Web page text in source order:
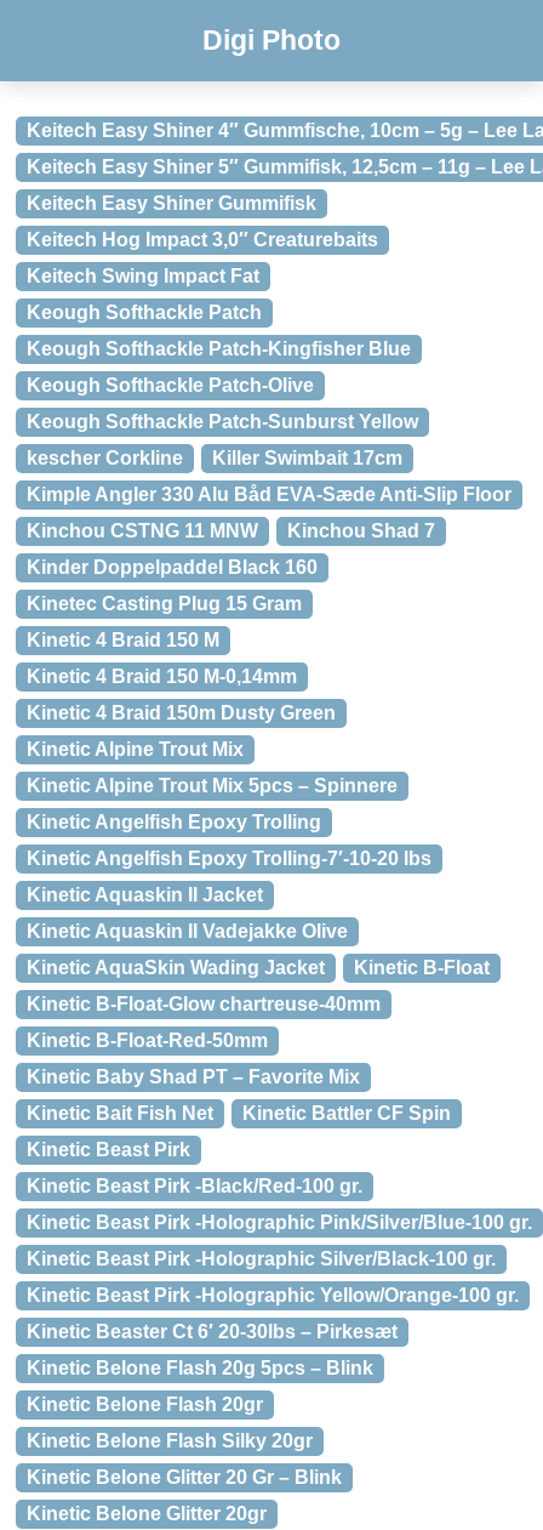
Digi Photo
Keitech Easy Shiner 4″ Gummfische, 10cm – 5g – Lee
Keitech Easy Shiner 5″ Gummifisk, 12,5cm – 11g – Lee
Keitech Easy Shiner Gummifisk
Keitech Hog Impact 3,0″ Creaturebaits
Keitech Swing Impact Fat
Keough Softhackle Patch
Keough Softhackle Patch-Kingfisher Blue
Keough Softhackle Patch-Olive
Keough Softhackle Patch-Sunburst Yellow
kescher Corkline
Killer Swimbait 17cm
Kimple Angler 330 Alu Båd EVA-Sæde Anti-Slip Floor
Kinchou CSTNG 11 MNW
Kinchou Shad 7
Kinder Doppelpaddel Black 160
Kinetec Casting Plug 15 Gram
Kinetic 4 Braid 150 M
Kinetic 4 Braid 150 M-0,14mm
Kinetic 4 Braid 150m Dusty Green
Kinetic Alpine Trout Mix
Kinetic Alpine Trout Mix 5pcs – Spinnere
Kinetic Angelfish Epoxy Trolling
Kinetic Angelfish Epoxy Trolling-7′-10-20 lbs
Kinetic Aquaskin II Jacket
Kinetic Aquaskin II Vadejakke Olive
Kinetic AquaSkin Wading Jacket
Kinetic B-Float
Kinetic B-Float-Glow chartreuse-40mm
Kinetic B-Float-Red-50mm
Kinetic Baby Shad PT – Favorite Mix
Kinetic Bait Fish Net
Kinetic Battler CF Spin
Kinetic Beast Pirk
Kinetic Beast Pirk -Black/Red-100 gr.
Kinetic Beast Pirk -Holographic Pink/Silver/Blue-100 gr.
Kinetic Beast Pirk -Holographic Silver/Black-100 gr.
Kinetic Beast Pirk -Holographic Yellow/Orange-100 gr.
Kinetic Beaster Ct 6′ 20-30lbs – Pirkesæt
Kinetic Belone Flash 20g 5pcs – Blink
Kinetic Belone Flash 20gr
Kinetic Belone Flash Silky 20gr
Kinetic Belone Glitter 20 Gr – Blink
Kinetic Belone Glitter 20gr